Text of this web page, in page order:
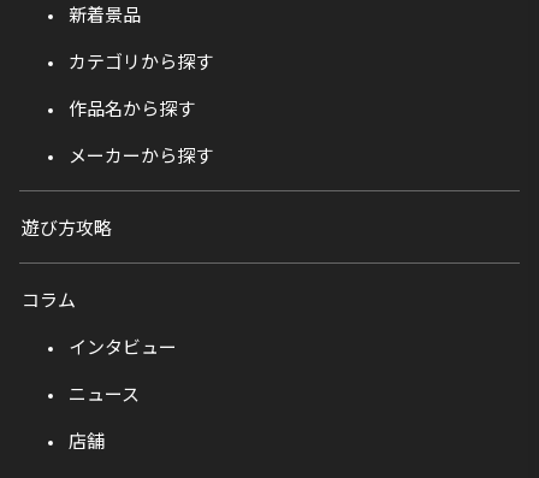
新着景品
カテゴリから探す
作品名から探す
メーカーから探す
遊び方攻略
コラム
インタビュー
ニュース
店舗